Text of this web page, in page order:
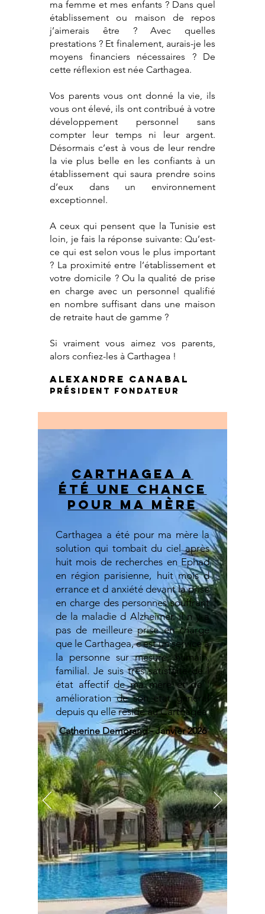
ma femme et mes enfants ? Dans quel
établissement ou maison de repos
j’aimerais être ? Avec quelles
prestations ? Et finalement, aurais-je les
moyens financiers nécessaires ? De
cette réflexion est née Carthagea.
Vos parents vous ont donné la vie, ils
vous ont élevé, ils ont contribué à votre
développement personnel sans
compter leur temps ni leur argent.
Désormais c’est à vous de leur rendre
la vie plus belle en les confiants à un
établissement qui saura prendre soins
d’eux dans un environnement
exceptionnel.
A ceux qui pensent que la Tunisie est
loin, je fais la réponse suivante: Qu’est-
ce qui est selon vous le plus important
? La proximité entre l’établissement et
votre domicile ? Ou la qualité de prise
en charge avec un personnel qualifié
en nombre suffisant dans une maison
de retraite haut de gamme ?
Si vraiment vous aimez vos parents,
alors confiez-les à Carthagea !
Alexandre CANABAL
Président Fondateur
Carthagea a
été une chance
pour ma mère
Carthagea a été pour ma mère la
solution qui tombait du ciel après
huit mois de recherches en Ephad
en région parisienne, huit mois d
errance et d anxiété devant la prise
en charge des personnes souffrant
de la maladie d Alzheimer. Il n y a
pas de meilleure prise en charge
que le Carthagea, c est un service à
la personne sur mesure, humain,
familial. Je suis très satisfaite de l
état affectif de ma mère et de l
amélioration de son état général
depuis qu elle réside au Carthagea.
Catherine Demorand- Janvier 2026